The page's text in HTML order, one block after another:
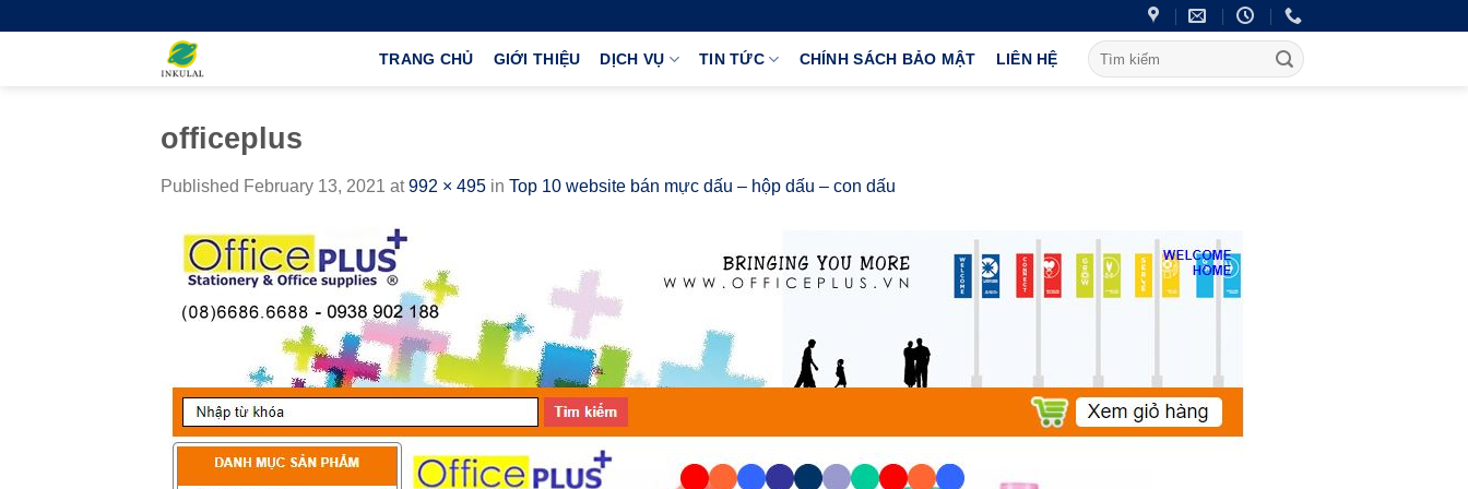
TRANG CHỦ GIỚI THIỆU DỊCH VỤ TIN TỨC CHÍNH SÁCH BẢO MẬT LIÊN HỆ
officeplus
Published February 13, 2021 at992 × 495 in Top 10 website bán mực dấu – hộp dấu – con dấu